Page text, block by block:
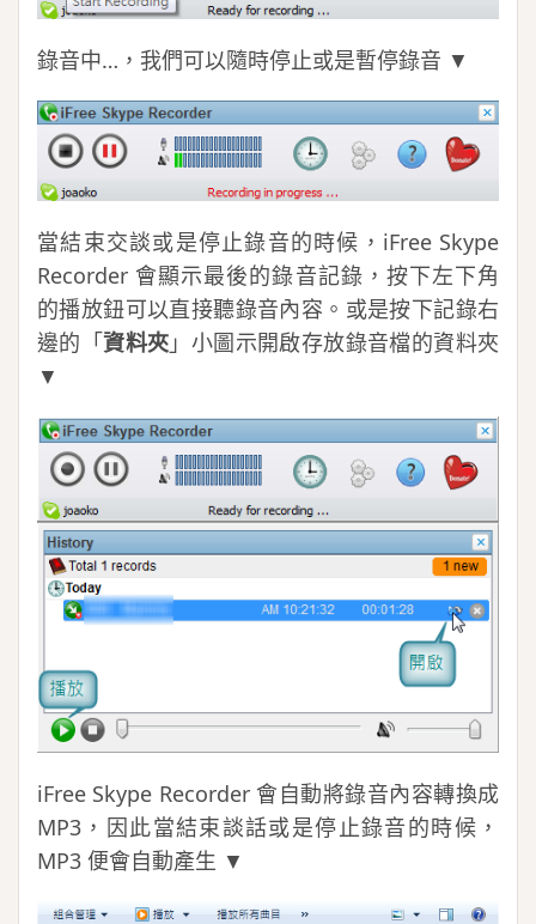
錄音中…，我們可以隨時停止或是暫停錄音 ▼
當結束交談或是停止錄音的時候，iFree Skype
Recorder 會顯示最後的錄音記錄，按下左下角
的播放鈕可以直接聽錄音內容。或是按下記錄右
邊的「資料夾 」小圖示開啟存放錄音檔的資料夾
▼
iFree Skype Recorder 會自動將錄音內容轉換成
MP3，因此當結束談話或是停止錄音的時候，
MP3 便會自動產生 ▼